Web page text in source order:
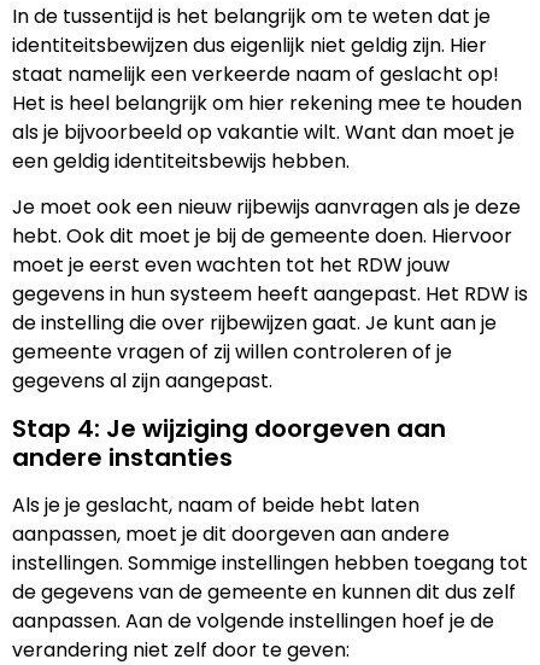
In de tussentijd is het belangrijk om te weten dat je
identiteitsbewijzen dus eigenlijk niet geldig zijn. Hier
staat namelijk een verkeerde naam of geslacht op!
Het is heel belangrijk om hier rekening mee te houden
als je bijvoorbeeld op vakantie wilt. Want dan moet je
een geldig identiteitsbewijs hebben.
Je moet ook een nieuw rijbewijs aanvragen als je deze
hebt. Ook dit moet je bij de gemeente doen. Hiervoor
moet je eerst even wachten tot het RDW jouw
gegevens in hun systeem heeft aangepast. Het RDW is
de instelling die over rijbewijzen gaat. Je kunt aan je
gemeente vragen of zij willen controleren of je
gegevens al zijn aangepast.
Stap 4: Je wijziging doorgeven aan
andere instanties
Als je je geslacht, naam of beide hebt laten
aanpassen, moet je dit doorgeven aan andere
instellingen. Sommige instellingen hebben toegang tot
de gegevens van de gemeente en kunnen dit dus zelf
aanpassen. Aan de volgende instellingen hoef je de
verandering niet zelf door te geven: